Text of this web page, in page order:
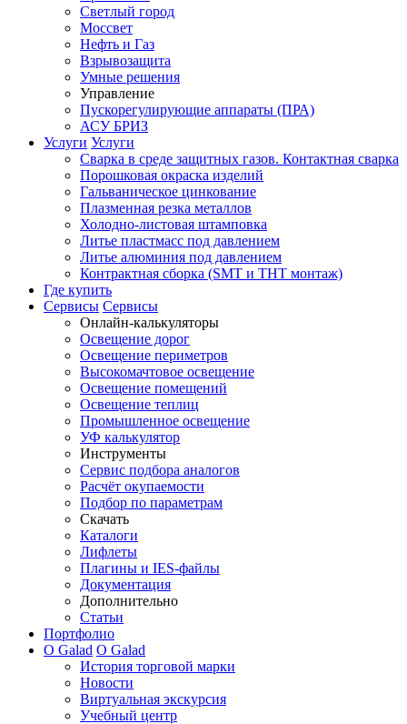
Светлый город
Моссвет
Нефть и Газ
Взрывозащита
Умные решения
Управление
Пускорегулирующие аппараты (ПРА)
АСУ БРИЗ
Услуги Услуги
Сварка в среде защитных газов. Контактная сварка
Порошковая окраска изделий
Гальваническое цинкование
Плазменная резка металлов
Холодно-листовая штамповка
Литье пластмасс под давлением
Литье алюминия под давлением
Контрактная сборка (SMT и THT монтаж)
Где купить
Сервисы Сервисы
Онлайн-калькуляторы
Освещение дорог
Освещение периметров
Высокомачтовое освещение
Освещение помещений
Освещение теплиц
Промышленное освещение
УФ калькулятор
Инструменты
Сервис подбора аналогов
Расчёт окупаемости
Подбор по параметрам
Скачать
Каталоги
Лифлеты
Плагины и IES-файлы
Документация
Дополнительно
Статьи
Портфолио
О Galad О Galad
История торговой марки
Новости
Виртуальная экскурсия
Учебный центр